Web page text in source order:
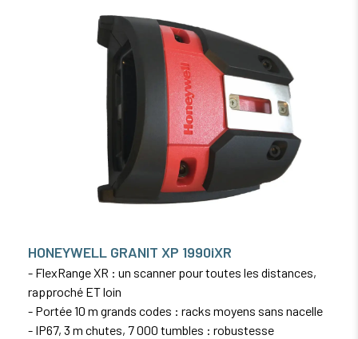
HONEYWELL GRANIT XP 1990iXR
- FlexRange XR : un scanner pour toutes les distances,
rapproché ET loin
- Portée 10 m grands codes : racks moyens sans nacelle
- IP67, 3 m chutes, 7 000 tumbles : robustesse